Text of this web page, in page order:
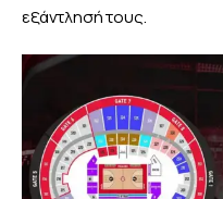
εξάντλησή τους.